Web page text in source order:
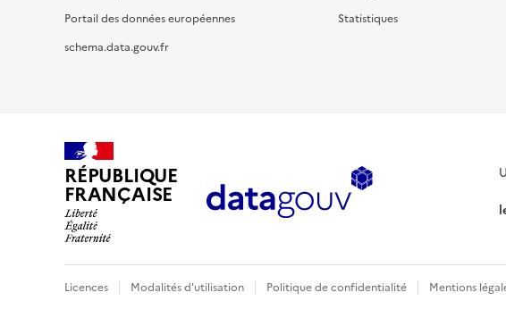
Portail des données européennes
schema.data.gouv.fr
Statistiques
RÉPUBLIQUE
FRANÇAISE
Licences Modalités d'utilisation Politique de confidentialité Mentions